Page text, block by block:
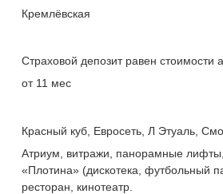
Кремлёвская
Страховой депозит равен стоимости
от 11 мес
Красный куб, Евросеть, Л Этуаль,
Атриум, витражи, панорамные
«Плотина» (дискотека, футбольный
ресторан, кинотеатр.